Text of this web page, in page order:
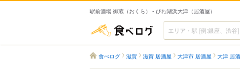
駅前酒場 御蔵（おくら） - びわ湖浜大津（居酒屋）
食べログ
食べログ 滋賀 滋賀 居酒屋 大津市 居酒屋 大津 居